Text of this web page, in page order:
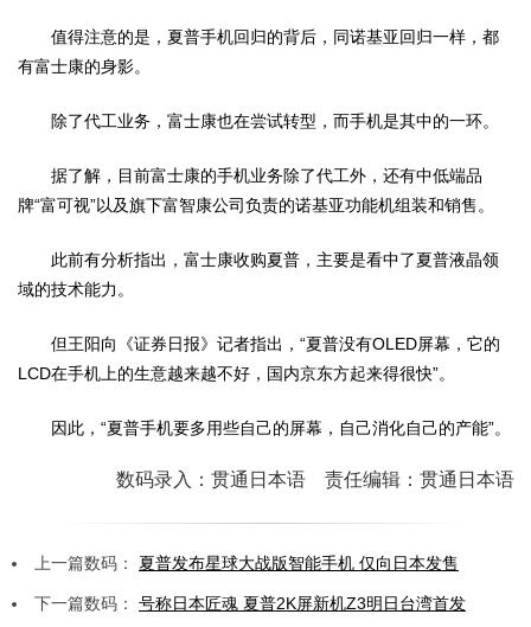
值得注意的是，夏普手机回归的背后，同诺基亚回归一样，都
有富士康的身影。
除了代工业务，富士康也在尝试转型，而手机是其中的一环。
据了解，目前富士康的手机业务除了代工外，还有中低端品
牌“富可视”以及旗下富智康公司负责的诺基亚功能机组装和销售。
此前有分析指出，富士康收购夏普，主要是看中了夏普液晶领
域的技术能力。
但王阳向《证券日报》记者指出，“夏普没有OLED屏幕，它的
LCD在手机上的生意越来越不好，国内京东方起来得很快”。
因此，“夏普手机要多用些自己的屏幕，自己消化自己的产能”。
数码录入：贯通日本语 责任编辑：贯通日本语
上一篇数码： 夏普发布星球大战版智能手机 仅向日本发售
下一篇数码： 号称日本匠魂 夏普2K屏新机Z3明日台湾首发